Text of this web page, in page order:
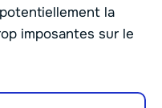
la
imposantes sur le